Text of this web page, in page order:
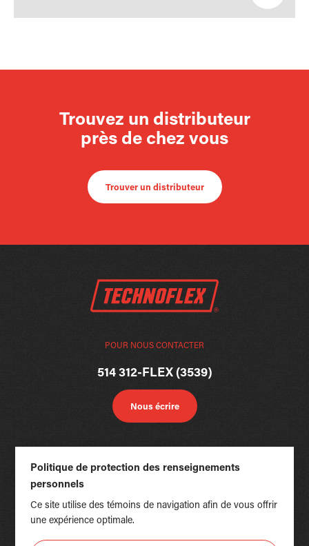
Politique de protection des renseignements
personnels
Ce site utilise des témoins de navigation afin de vous offrir
une expérience optimale.
Trouvez un distributeur
près de chez vous
Trouver un distributeur
POUR NOUS CONTACTER
514 312-FLEX (3539)
Nous écrire